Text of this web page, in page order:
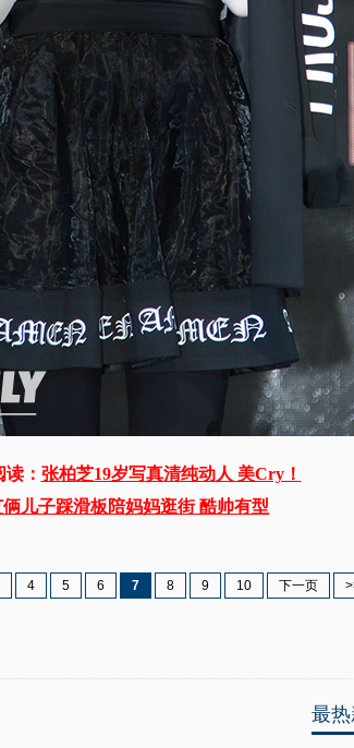
： 张柏芝19岁写真清纯动人 美Cry！
儿子踩滑板陪妈妈逛街 酷帅有型
4 5 6 7 8 9 10 下一页
最